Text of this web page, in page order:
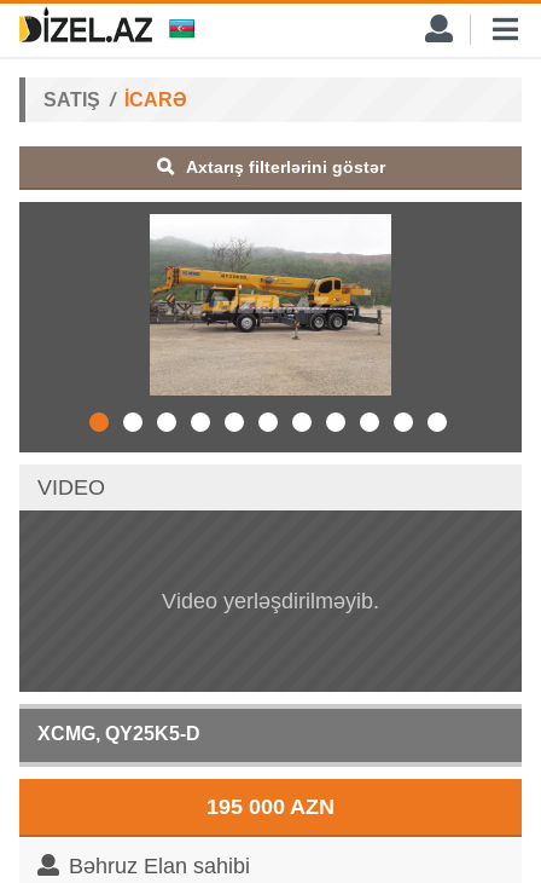
SATIŞ İCARƏ
Axtarış filterlərini göstər
VIDEO
Video yerləşdirilməyib.
XCMG, QY25K5-D
195 000 AZN
Bəhruz Elan sahibi